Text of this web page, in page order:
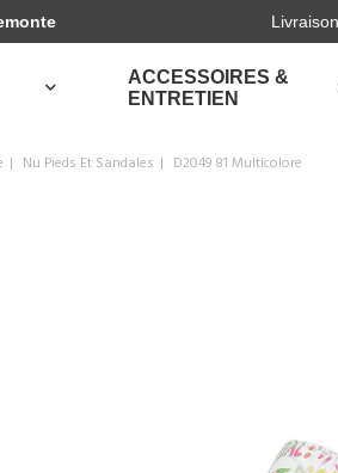
ACCESSOIRES &
ENTRETIEN
Nu Pieds Et Sandales D2049 81 Multicolore